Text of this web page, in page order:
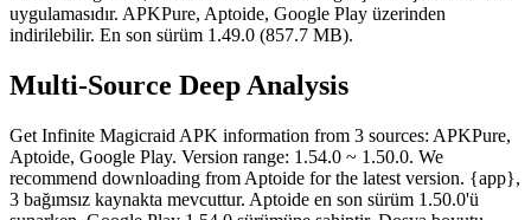
uygulamasıdır. APKPure, Aptoide, Google Play üzerinden
indirilebilir. En son sürüm 1.49.0 (857.7 MB).
Multi-Source Deep Analysis
Get Infinite Magicraid APK information from 3 sources: APKPure,
Aptoide, Google Play. Version range: 1.54.0 ~ 1.50.0. We
recommend downloading from Aptoide for the latest version. {app},
3 bağımsız kaynakta mevcuttur. Aptoide en son sürüm 1.50.0'ü